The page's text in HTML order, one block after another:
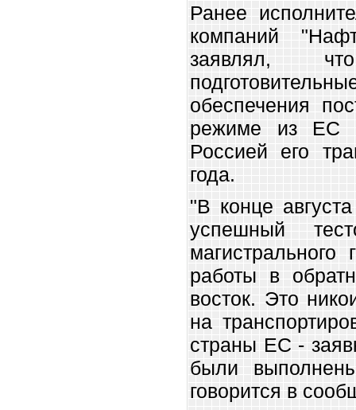
Ранее
компаний
заявлял,
обеспечения
режиме из ЕС
Россией его
года​​​.
"В конце
успешный
работы в
восток. Это
на
страны ЕС -
были
говорится в